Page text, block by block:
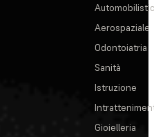
Aerospaziale
Odontoiatria
Sanità
Istruzione
Gioielleria